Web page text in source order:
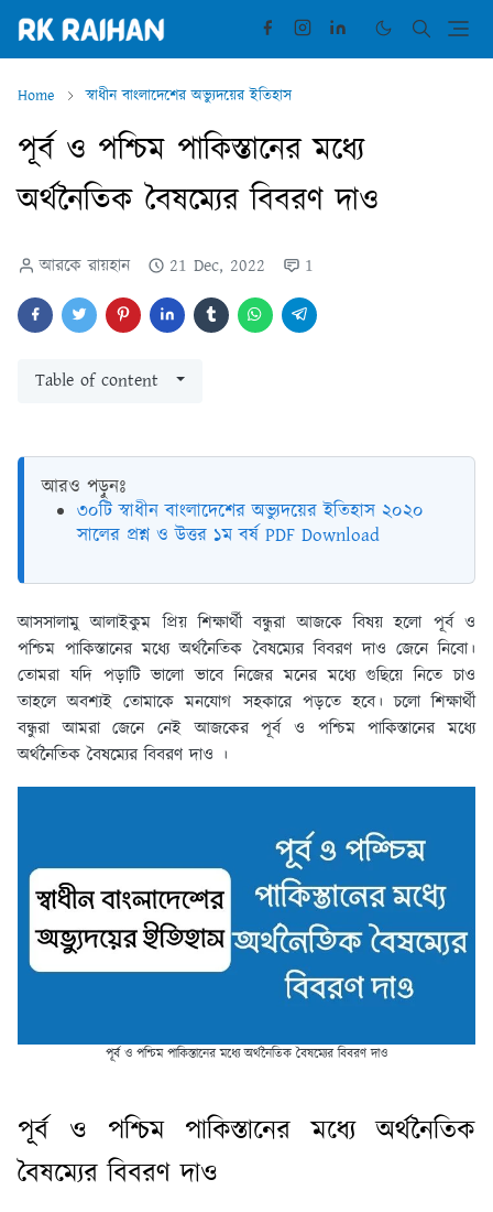
Home স্বাধীন বাংলাদেশের অভ্যুদয়ের ইতিহাস
পূর্ব ও পশ্চিম পাকিস্তানের মধ্যে
অর্থনৈতিক বৈষম্যের বিবরণ দাও
আরকে রায়হান 21 Dec, 2022 1
Table of content
আরও পড়ুনঃ
৩০টি স্বাধীন বাংলাদেশের অভ্যুদয়ের ইতিহাস ২০২০
সালের প্রশ্ন ও উত্তর ১ম বর্ষ PDF Download
আসসালামু আলাইকুম প্রিয় শিক্ষার্থী বন্ধুরা আজকে বিষয় হলো পূর্ব ও
পশ্চিম পাকিস্তানের মধ্যে অর্থনৈতিক বৈষম্যের বিবরণ দাও জেনে নিবো।
তোমরা যদি পড়াটি ভালো ভাবে নিজের মনের মধ্যে গুছিয়ে নিতে চাও
তাহলে অবশ্যই তোমাকে মনযোগ সহকারে পড়তে হবে। চলো শিক্ষার্থী
বন্ধুরা আমরা জেনে নেই আজকের পূর্ব ও পশ্চিম পাকিস্তানের মধ্যে
অর্থনৈতিক বৈষম্যের বিবরণ দাও ।
পূর্ব ও পশ্চিম পাকিস্তানের মধ্যে অর্থনৈতিক বৈষম্যের বিবরণ দাও
পূর্ব ও পশ্চিম পাকিস্তানের মধ্যে অর্থনৈতিক
বৈষম্যের বিবরণ দাও